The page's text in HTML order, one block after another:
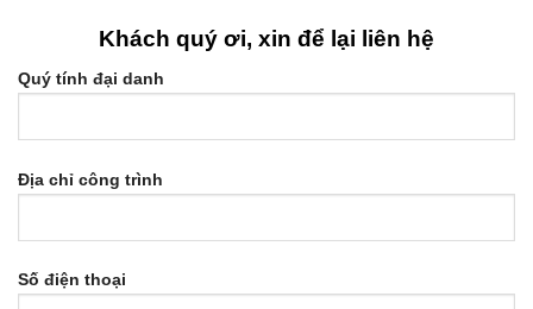
Khách quý ơi, xin để lại liên hệ
Quý tính đại danh
Địa chỉ công trình
Số điện thoại